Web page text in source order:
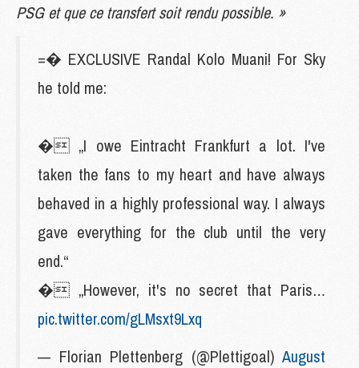
PSG et que ce transfert soit rendu possible. »
=� EXCLUSIVE Randal Kolo Muani! For Sky
he told me:
� „I owe Eintracht Frankfurt a lot. I've
taken the fans to my heart and have always
behaved in a highly professional way. I always
gave everything for the club until the very
end.“
� „However, it's no secret that Paris…
pic.twitter.com/gLMsxt9Lxq
— Florian Plettenberg (@Plettigoal) August